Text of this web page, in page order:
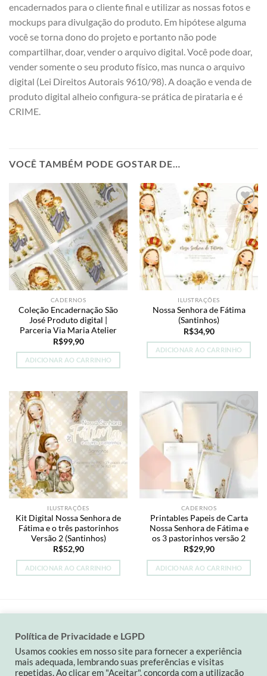
encadernados para o cliente final e utilizar as nossas fotos e
mockups para divulgação do produto. Em hipótese alguma
você se torna dono do projeto e portanto não pode
compartilhar, doar, vender o arquivo digital. Você pode doar,
vender somente o seu produto físico, mas nunca o arquivo
digital (Lei Direitos Autorais 9610/98). A doação e venda de
produto digital alheio configura-se prática de pirataria e é
CRIME.
VOCÊ TAMBÉM PODE GOSTAR DE…
Add to
wishlist
CADERNOS
Coleção Encadernação São
José Produto digital |
Parceria Via Maria Atelier
R$99,90
ADICIONAR AO CARRINHO
Add to
wishlist
ILUSTRAÇÕES
Nossa Senhora de Fátima
(Santinhos)
R$34,90
ADICIONAR AO CARRINHO
Add to
wishlist
ILUSTRAÇÕES
Kit Digital Nossa Senhora de
Fátima e o três pastorinhos
Versão 2 (Santinhos)
R$52,90
ADICIONAR AO CARRINHO
Add to
wishlist
CADERNOS
Printables Papeis de Carta
Nossa Senhora de Fátima e
os 3 pastorinhos versão 2
R$29,90
ADICIONAR AO CARRINHO
Visa
QUEM SOMOS POLÍTICA DA LOJA CONTATO
Política de Privacidade e LGPD
Usamos cookies em nosso site para fornecer a experiência
mais adequada, lembrando suas preferências e visitas
repetidas. Ao clicar em "Aceitar", concorda com a utilização